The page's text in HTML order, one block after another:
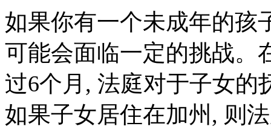
如果你有一个未成年的孩
可能会面临一定的挑战。
过6个月, 法庭对于子女的
如果子女居住在加州, 则